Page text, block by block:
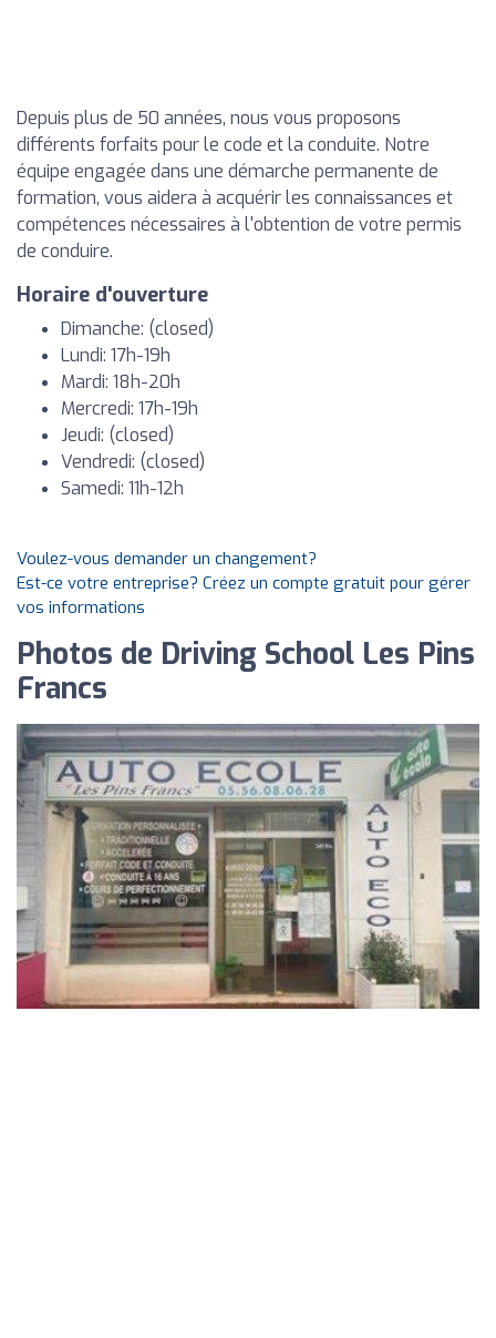
Depuis plus de 50 années, nous vous proposons
différents forfaits pour le code et la conduite. Notre
équipe engagée dans une démarche permanente de
formation, vous aidera à acquérir les connaissances et
compétences nécessaires à l'obtention de votre permis
de conduire.
Horaire d'ouverture
Dimanche: (closed)
Lundi: 17h-19h
Mardi: 18h-20h
Mercredi: 17h-19h
Jeudi: (closed)
Vendredi: (closed)
Samedi: 11h-12h
Voulez-vous demander un changement?
Est-ce votre entreprise? Créez un compte gratuit pour gérer
vos informations
Photos de Driving School Les Pins
Francs